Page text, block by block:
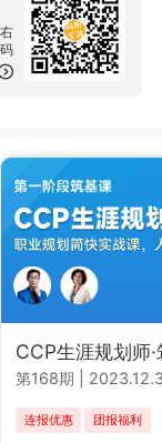
CCP生涯规划师
第168期
连报优惠 团报福利